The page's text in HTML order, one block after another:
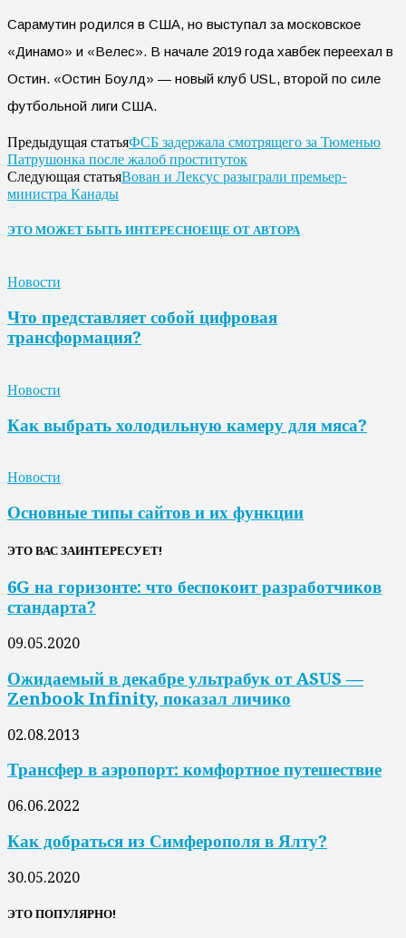
Сарамутин родился в США, но выступал за московское
«Динамо» и «Велес». В начале 2019 года хавбек переехал в
Остин. «Остин Боулд» — новый клуб USL, второй по силе
футбольной лиги США.
Предыдущая статьяФСБ задержала смотрящего за Тюменью
Патрушонка после жалоб проституток
Следующая статьяВован и Лексус разыграли премьер-
министра Канады
ЭТО МОЖЕТ БЫТЬ ИНТЕРЕСНОЕЩЕ ОТ АВТОРА
Новости
Что представляет собой цифровая
трансформация?
Новости
Как выбрать холодильную камеру для мяса?
Новости
Основные типы сайтов и их функции
ЭТО ВАС ЗАИНТЕРЕСУЕТ!
6G на горизонте: что беспокоит разработчиков
стандарта?
09.05.2020
Ожидаемый в декабре ультрабук от ASUS —
Zenbook Infinity, показал личико
02.08.2013
Трансфер в аэропорт: комфортное путешествие
06.06.2022
Как добраться из Симферополя в Ялту?
30.05.2020
ЭТО ПОПУЛЯРНО!